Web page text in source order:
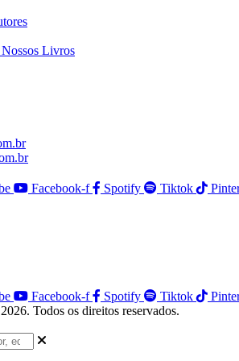
Livros
Facebook-f Spotify Tiktok
Facebook-f Spotify Tiktok
Todos os direitos reservados.